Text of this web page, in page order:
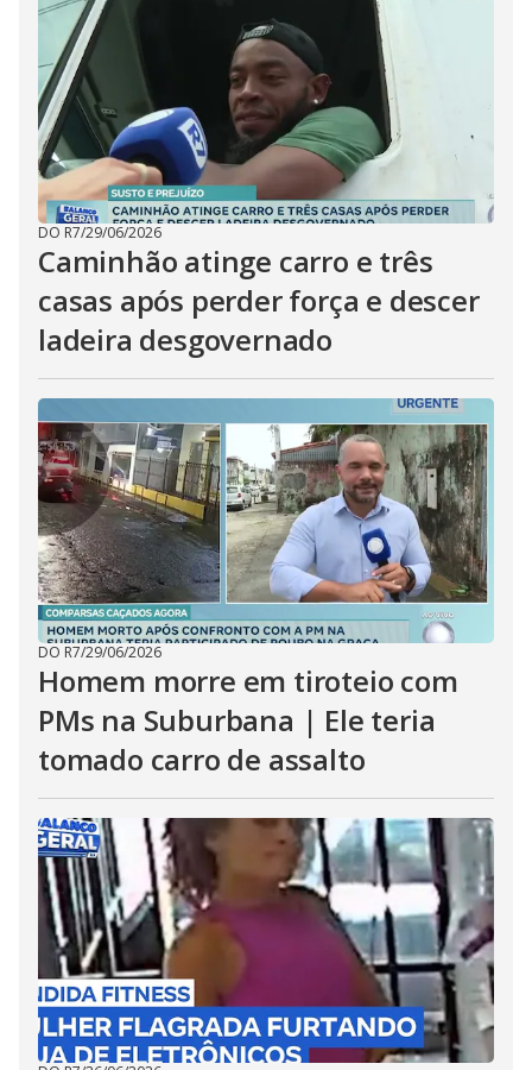
DO R7/29/06/2026
Caminhão atinge carro e três
casas após perder força e descer
ladeira desgovernado
DO R7/29/06/2026
Homem morre em tiroteio com
PMs na Suburbana | Ele teria
tomado carro de assalto